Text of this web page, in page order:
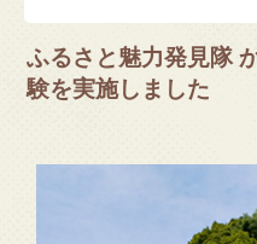
ふるさと魅力発見隊
験を実施しました